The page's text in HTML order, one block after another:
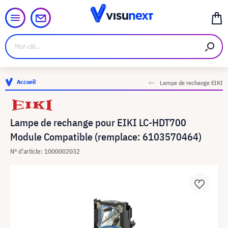
Accueil Lampe de rechange EIKI
Lampe de rechange pour EIKI LC-HDT700
Module Compatible (remplace: 6103570464)
N° d'article: 1000002032